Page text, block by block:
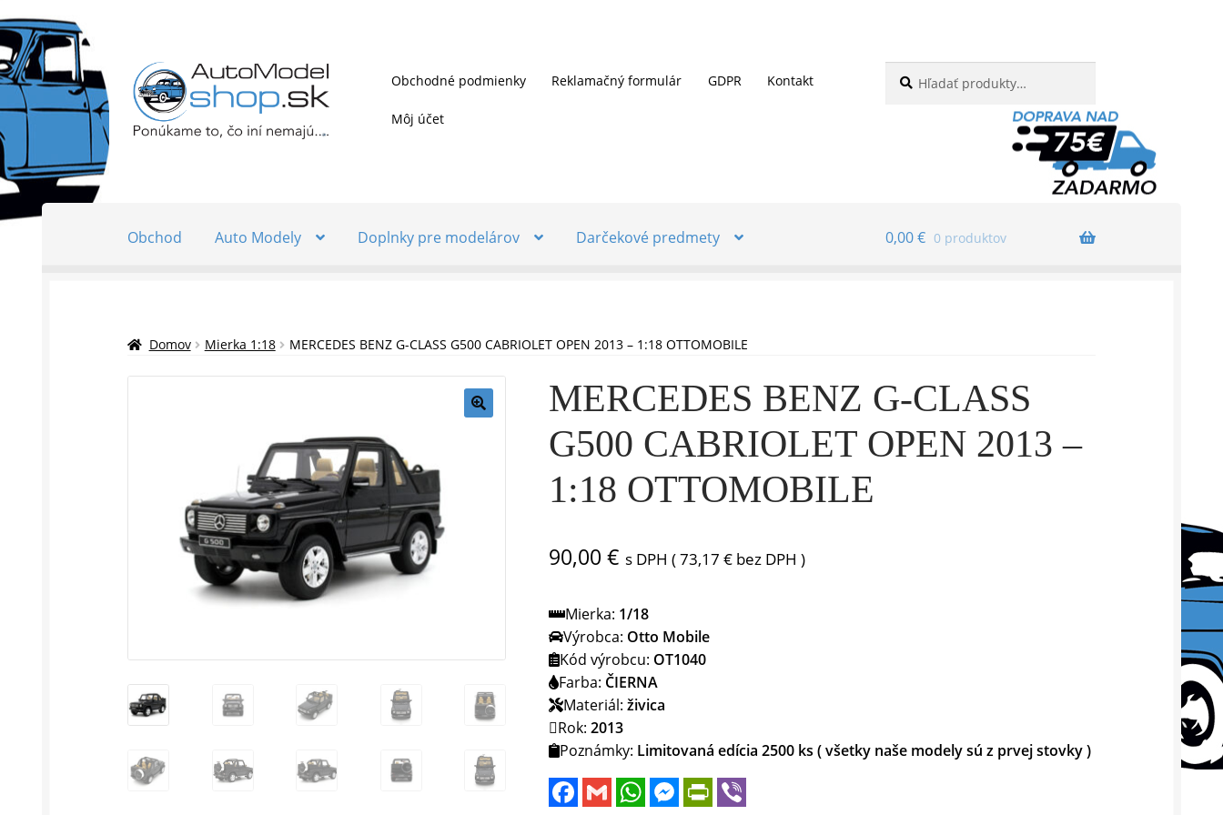
Preskočiť
na
navigáciu
Preskočiť
na
obsah
Obchodné podmienky Reklamačný formulár GDPR Kontakt
Môj účet
Obchod Auto Modely Doplnky pre modelárov Darčekové predmety 0,00€ 0 produktov
Domov Mierka 1:18 MERCEDES BENZ G-CLASS G500 CABRIOLET OPEN 2013 – 1:18 OTTOMOBILE
MERCEDES BENZ G-CLASS
G500 CABRIOLET OPEN 2013 –
1:18 OTTOMOBILE
90,00 € s DPH (73,17 €bez DPH )
Mierka: 1/18
Výrobca: Otto Mobile
Kód výrobcu: OT1040
Farba: ČIERNA
Materiál: živica
Rok: 2013
Poznámky: Limitovaná edícia 2500 ks ( všetky naše modely sú z prvej stovky )
G
m
W M